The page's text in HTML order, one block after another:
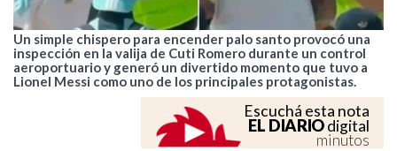
Un simple chispero para encender palo santo provocó una
inspección en la valija de Cuti Romero durante un control
aeroportuario y generó un divertido momento que tuvo a
Lionel Messi como uno de los principales protagonistas.
Escuchá esta nota
EL DIARIOdigital
minutos